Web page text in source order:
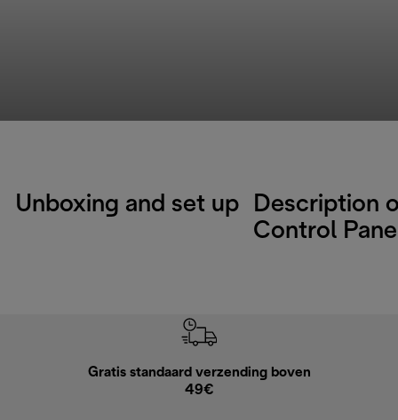
Unboxing and set up
Description
Control
Gratis standaard verzending boven
49€